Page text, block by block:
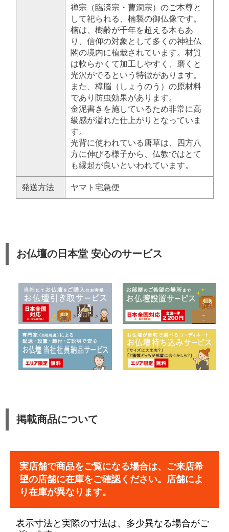
禅宗（臨済宗・曹洞宗）のご本尊と
して祀られる、楠製の御仏像です。
楠は、樹齢が千年を超える木もあ
り、信仰の対象として多くの神社仏
閣の境内に植栽されています。材質
は軟らかくて加工しやすく、磨くと
光沢がでるという特徴があります。
また、樟脳（しょうのう）の原材料
であり防虫効果があります。
金泥書きを施しているため非常に高
級感が溢れた仕上がりとなっていま
す。
光背に使われている唐草は、四方八
方に伸びる様子から、仏教ではとて
も縁起が良いといわれています。
発送方法 ヤマト宅急便
お仏壇の日本堂 安心のサービス
掲載商品について
実店舗で商品をご覧になる場合は、ご来店希
望の店舗に在庫をご確認ください。店舗によ
り在庫が異なります。
表示寸法と実際の寸法は、多少異なる場合がご